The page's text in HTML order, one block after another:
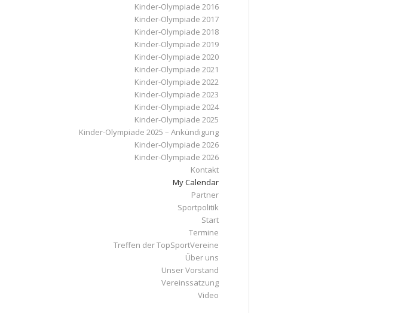
Kinder-Olympiade 2016
Kinder-Olympiade 2017
Kinder-Olympiade 2018
Kinder-Olympiade 2019
Kinder-Olympiade 2020
Kinder-Olympiade 2021
Kinder-Olympiade 2022
Kinder-Olympiade 2023
Kinder-Olympiade 2024
Kinder-Olympiade 2025
Kinder-Olympiade 2025 – Ankündigung
Kinder-Olympiade 2026
Kinder-Olympiade 2026
Kontakt
My Calendar
Partner
Sportpolitik
Start
Termine
Treffen der TopSportVereine
Über uns
Unser Vorstand
Vereinssatzung
Video